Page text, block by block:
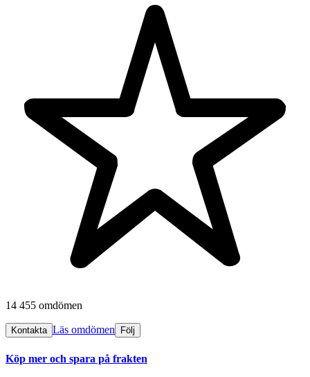
14 455 omdömen
Kontakta Läs omdömen Följ
Köp mer och spara på frakten